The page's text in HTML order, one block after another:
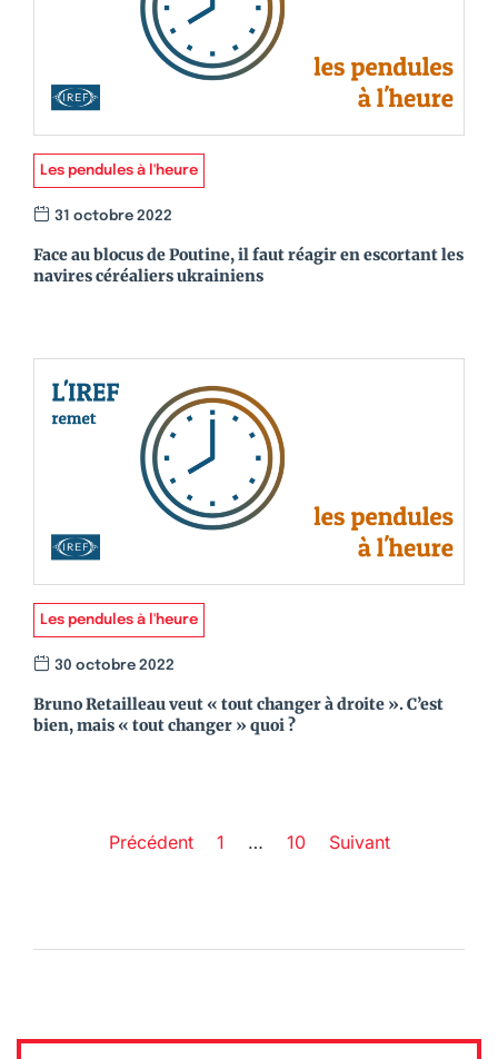
Les pendules à l'heure
31 octobre 2022
Face au blocus de Poutine, il faut réagir en escortant les
navires céréaliers ukrainiens
Les pendules à l'heure
30 octobre 2022
Bruno Retailleau veut « tout changer à droite ». C’est
bien, mais « tout changer » quoi ?
Précédent 1 … 10 Suivant